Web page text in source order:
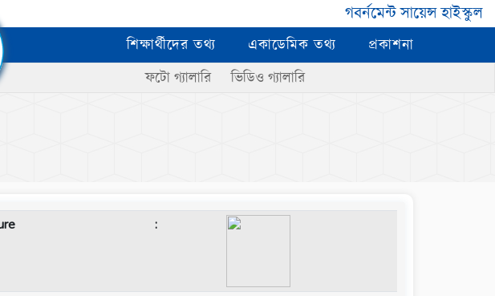
গবর্নমেন্ট সায়েন্স হাইস্কুল
শিক্ষার্থীদের তথ্য একাডেমিক তথ্য
প্রকাশনা
ফটো গ্যালারি ভিডিও গ্যালারি
: